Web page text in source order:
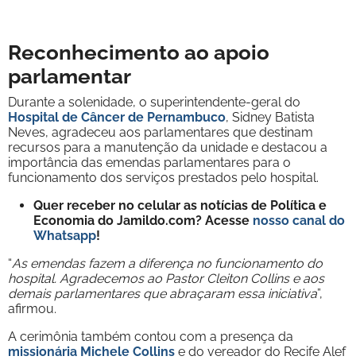
Reconhecimento ao apoio
parlamentar
Durante a solenidade, o superintendente-geral do
Hospital de Câncer de Pernambuco, Sidney Batista
Neves, agradeceu aos parlamentares que destinam
recursos para a manutenção da unidade e destacou a
importância das emendas parlamentares para o
funcionamento dos serviços prestados pelo hospital.
Quer receber no celular as notícias de Política e
Economia do Jamildo.com? Acesse nosso canal do
Whatsapp!
“As emendas fazem a diferença no funcionamento do
hospital. Agradecemos ao Pastor Cleiton Collins e aos
demais parlamentares que abraçaram essa iniciativa”,
afirmou.
A cerimônia também contou com a presença da
missionária Michele Collins e do vereador do Recife Alef